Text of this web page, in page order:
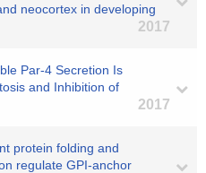
neocortex in developing
2017
Par-4 Secretion Is
and Inhibition of
2017
protein folding and
regulate GPI-anchor